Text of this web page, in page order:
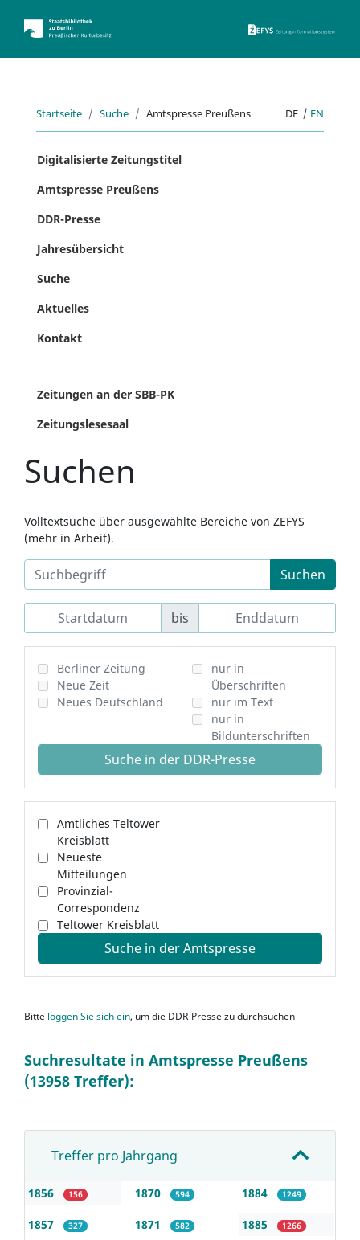
Startseite Suche Amtspresse Preußens DE | EN
Digitalisierte Zeitungstitel
Amtspresse Preußens
DDR-Presse
Jahresübersicht
Suche
Aktuelles
Kontakt
Zeitungen an der SBB-PK
Zeitungslesesaal
Suchen
Volltextsuche über ausgewählte Bereiche von ZEFYS
(mehr in Arbeit).
Suchen
bis
Berliner Zeitung
Neue Zeit
Neues Deutschland
nur in
Überschriften
nur im Text
nur in
Bildunterschriften
Suche in der DDR-Presse
Amtliches Teltower
Kreisblatt
Neueste
Mitteilungen
Provinzial-
Correspondenz
Teltower Kreisblatt
Suche in der Amtspresse
Bitte loggen Sie sich ein, um die DDR-Presse zu durchsuchen
Suchresultate in Amtspresse Preußens
(13958 Treffer):
Treffer pro Jahrgang
1856 156
1857 327
1870 594
1871 582
1884 1249
1885 1266